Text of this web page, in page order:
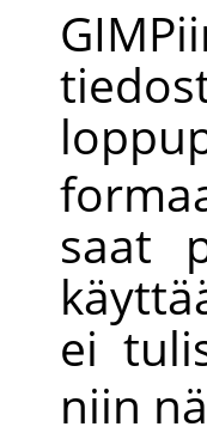
GIMP
saat
ei
niin